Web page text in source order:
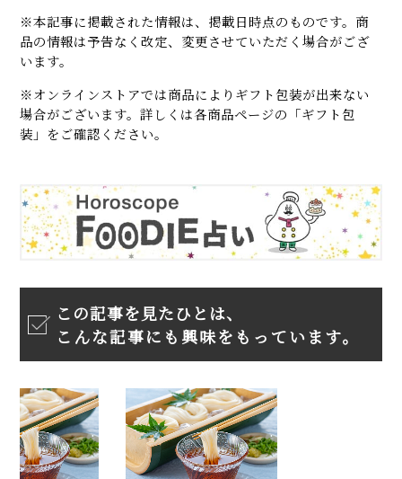
※本記事に掲載された情報は、掲載日時点のものです。商
品の情報は予告なく改定、変更させていただく場合がござ
います。
※オンラインストアでは商品によりギフト包装が出来ない
場合がございます。詳しくは各商品ページの「ギフト包
装」をご確認ください。
この記事を見たひとは、
こんな記事にも興味をもっています。